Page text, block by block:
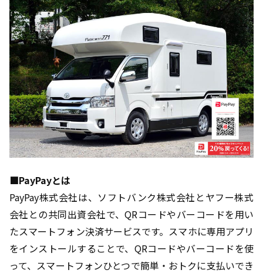
■PayPayとは
PayPay株式会社は、ソフトバンク株式会社とヤフー株式
会社との共同出資会社で、QRコードやバーコードを用い
たスマートフォン決済サービスです。スマホに専用アプリ
をインストールすることで、QRコードやバーコードを使
って、スマートフォンひとつで簡単・おトクに支払いでき